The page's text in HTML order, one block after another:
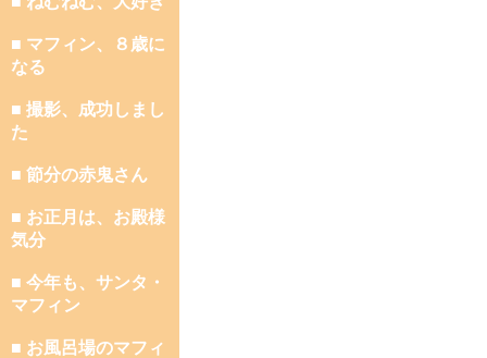
■ マフィン、８歳に
なる
■ 撮影、成功しまし
た
■ 節分の赤鬼さん
■ お正月は、お殿様
気分
■ 今年も、サンタ・
マフィン
■ お風呂場のマフィ